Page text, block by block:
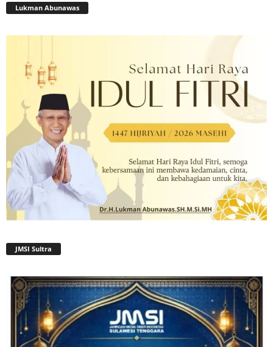
Lukman Abunawas
JMSI Sultra